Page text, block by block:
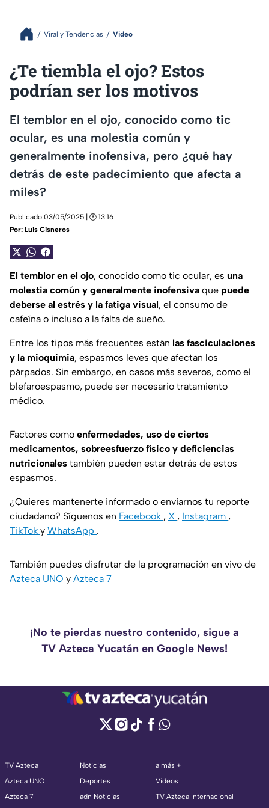
Viral y Tendencias Video
¿Te tiembla el ojo? Estos
podrían ser los motivos
El temblor en el ojo, conocido como tic
ocular, es una molestia común y
generalmente inofensiva, pero ¿qué hay
detrás de este padecimiento que afecta a
miles?
Publicado 03/05/2025 | 🕑 13:16
Por: Luis Cisneros
El temblor en el ojo, conocido como tic ocular, es una
molestia común y generalmente inofensiva que puede
deberse al estrés y la fatiga visual, el consumo de
cafeína o incluso a la falta de sueño.
Entre los tipos más frecuentes están las fasciculaciones
y la mioquimia, espasmos leves que afectan los
párpados. Sin embargo, en casos más severos, como el
blefaroespasmo, puede ser necesario tratamiento
médico.
Factores como enfermedades, uso de ciertos
medicamentos, sobreesfuerzo físico y deficiencias
nutricionales también pueden estar detrás de estos
espasmos.
¿Quieres mantenerte informado o enviarnos tu reporte
ciudadano? Síguenos en Facebook , X , Instagram ,
TikTok y WhatsApp .
También puedes disfrutar de la programación en vivo de
Azteca UNO y Azteca 7
¡No te pierdas nuestro contenido, sigue a
TV Azteca Yucatán en Google News!
TV Azteca
Azteca UNO
Azteca 7
Noticias
Deportes
adn Noticias
a más +
Videos
TV Azteca Internacional